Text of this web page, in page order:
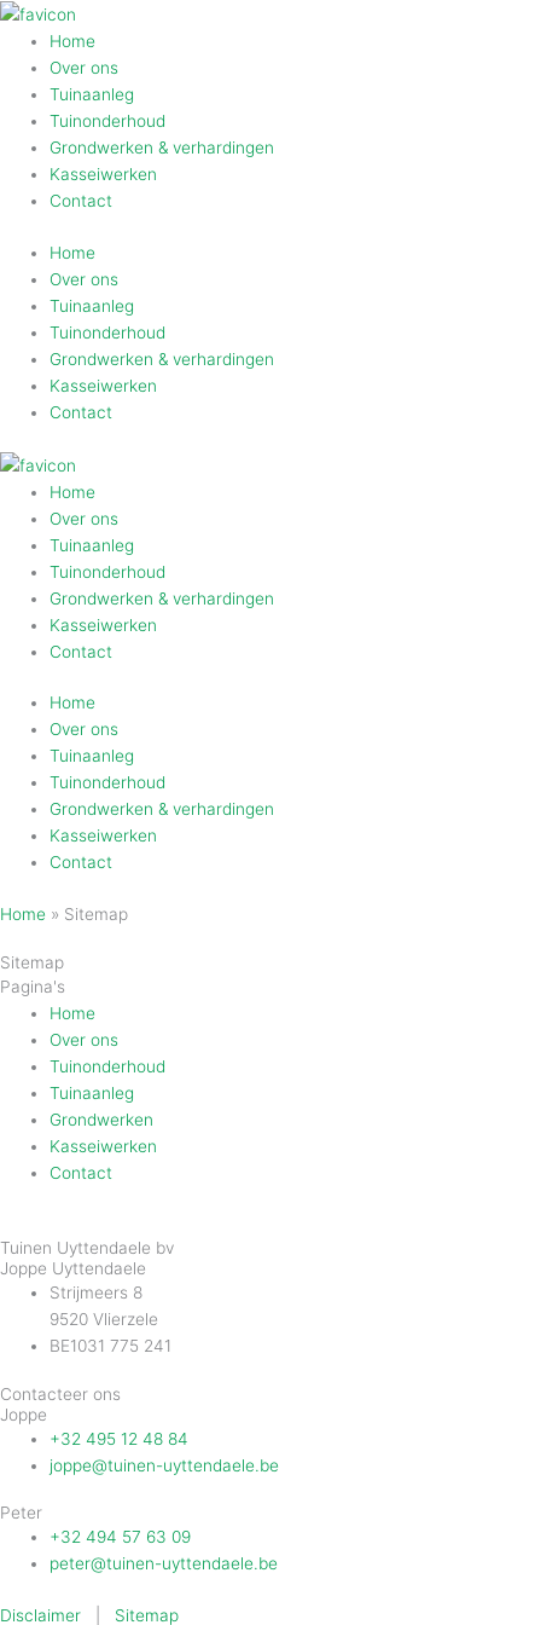
Ga
naar
inhoud
Home
Over ons
Tuinaanleg
Tuinonderhoud
Grondwerken & verhardingen
Kasseiwerken
Contact
Home
Over ons
Tuinaanleg
Tuinonderhoud
Grondwerken & verhardingen
Kasseiwerken
Contact
Home
Over ons
Tuinaanleg
Tuinonderhoud
Grondwerken & verhardingen
Kasseiwerken
Contact
Home
Over ons
Tuinaanleg
Tuinonderhoud
Grondwerken & verhardingen
Kasseiwerken
Contact
Home » Sitemap
Sitemap
Pagina's
Home
Over ons
Tuinonderhoud
Tuinaanleg
Grondwerken
Kasseiwerken
Contact
Tuinen Uyttendaele bv
Joppe Uyttendaele
Strijmeers 8
9520 Vlierzele
BE1031 775 241
Contacteer ons
Joppe
+32 495 12 48 84
joppe@tuinen-uyttendaele.be
Peter
+32 494 57 63 09
peter@tuinen-uyttendaele.be
Disclaimer Sitemap